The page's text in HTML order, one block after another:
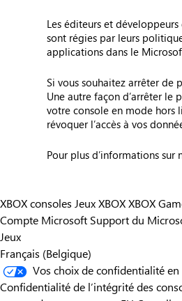
Les éditeurs et
sont régies par leurs
applications dans le
Si vous souhaitez arrêter de
Une autre façon d’arrêter le
votre console en mode hors
révoquer l’accès à vos
Pour plus d’informations
XBOX consoles Jeux XBOXXBOX
Compte Microsoft Support du
Jeux
Français (Belgique)
Vos choix de confidentialité
Confidentialité de l’intégrité des